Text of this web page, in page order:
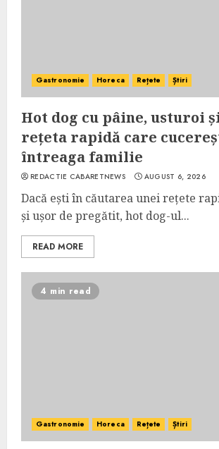
Gastronomie Horeca Rețete Știri
Hot dog cu pâine, usturoi
rețeta rapidă care
întreaga familie
REDACTIE CABARETNEWS AUGUST 6, 2026
Dacă ești în căutarea unei rețete
și ușor de pregătit, hot dog-ul...
READ MORE
4 min read
Gastronomie Horeca Rețete Știri